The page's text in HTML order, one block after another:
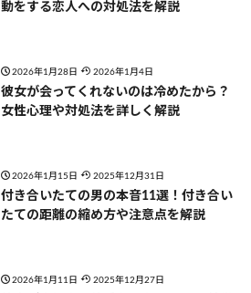
動をする恋人への対処法を解説
2026年1月28日 2026年1月4日
彼女が会ってくれないのは冷めたから？
女性心理や対処法を詳しく解説
2026年1月15日 2025年12月31日
付き合いたての男の本音11選！付き合い
たての距離の縮め方や注意点を解説
2026年1月11日 2025年12月27日